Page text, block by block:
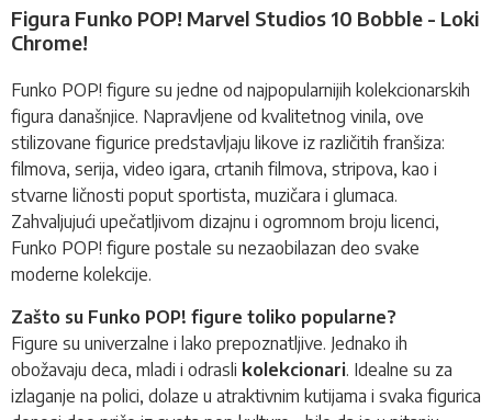
Figura Funko POP! Marvel Studios 10 Bobble - Loki
Chrome!
Funko POP! figure su jedne od najpopularnijih kolekcionarskih
figura današnjice. Napravljene od kvalitetnog vinila, ove
stilizovane figurice predstavljaju likove iz različitih franšiza:
filmova, serija, video igara, crtanih filmova, stripova, kao i
stvarne ličnosti poput sportista, muzičara i glumaca.
Zahvaljujući upečatljivom dizajnu i ogromnom broju licenci,
Funko POP! figure postale su nezaobilazan deo svake
moderne kolekcije.
Zašto su Funko POP! figure toliko popularne?
Figure su univerzalne i lako prepoznatljive. Jednako ih
obožavaju deca, mladi i odrasli kolekcionari. Idealne su za
izlaganje na polici, dolaze u atraktivnim kutijama i svaka figurica